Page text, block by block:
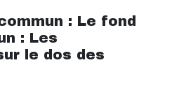
: Le fond
: Les
le dos des